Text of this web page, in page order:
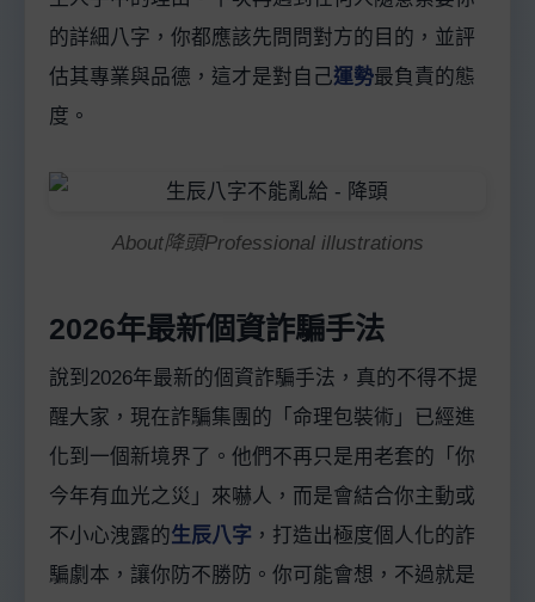
的詳細八字，你都應該先問問對方的目的，並評
估其專業與品德，這才是對自己運勢最負責的態
度。
About降頭Professional illustrations
2026年最新個資詐騙手法
說到2026年最新的個資詐騙手法，真的不得不提
醒大家，現在詐騙集團的「命理包裝術」已經進
化到一個新境界了。他們不再只是用老套的「你
今年有血光之災」來嚇人，而是會結合你主動或
不小心洩露的生辰八字 ，打造出極度個人化的詐
騙劇本，讓你防不勝防。你可能會想，不過就是